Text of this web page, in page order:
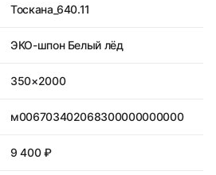
Тоскана_640.11
ЭКО-шпон Белый лёд
350×2000
м006703402068300000000000
9 400 ₽